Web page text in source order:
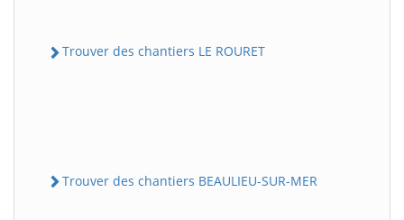
Trouver des chantiers LE ROURET
Trouver des chantiers BEAULIEU-SUR-MER